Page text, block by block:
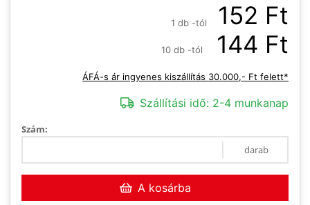
1 db -tól 152 Ft
10 db -tól 144 Ft
ÁFÁ-s ár ingyenes kiszállítás 30.000,- Ft felett*
Szállítási idő: 2-4 munkanap
Szám:
darab
A kosárba